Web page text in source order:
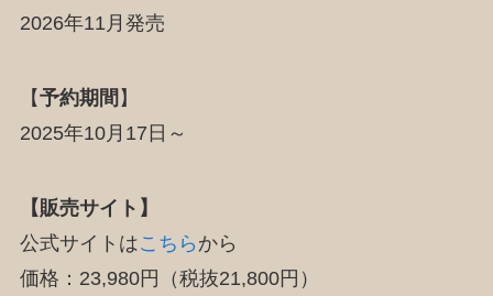
2026年11月発売
【予約期間 】
2025年10月17日～
【販売サイト】
公式サイトはこちら から
価格：23,980円（税抜21,800円）